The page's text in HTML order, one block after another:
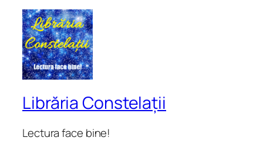
Librăria Constelații
Lectura face bine!